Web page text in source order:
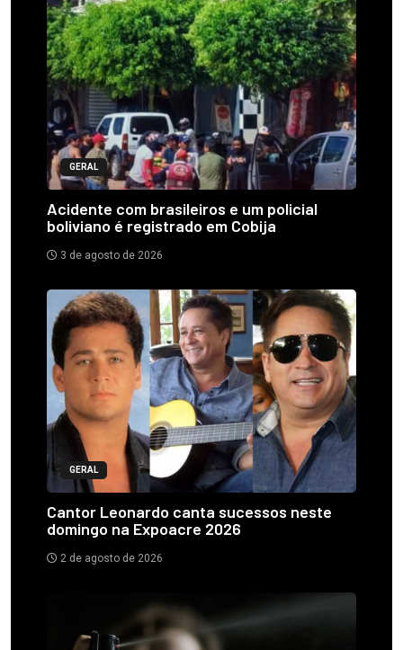
GERAL
Acidente com brasileiros e um policial
boliviano é registrado em Cobija
3 de agosto de 2026
GERAL
Cantor Leonardo canta sucessos neste
domingo na Expoacre 2026
2 de agosto de 2026